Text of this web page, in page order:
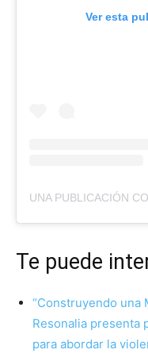
Ver esta
Te puede
“Construyendo una
Resonalia presenta
para abordar la